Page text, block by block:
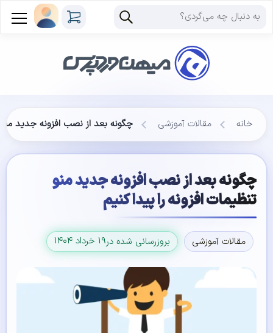
خانه مقالات آموزشی چگونه بعد از نصب افزونه جديد منو
چگونه بعد از نصب افزونه جديد منو
تنظيمات افزونه را پيدا کنيم
مقالات آموزشی بروزرسانی شده در۱۹ خرداد ۱۴۰۴